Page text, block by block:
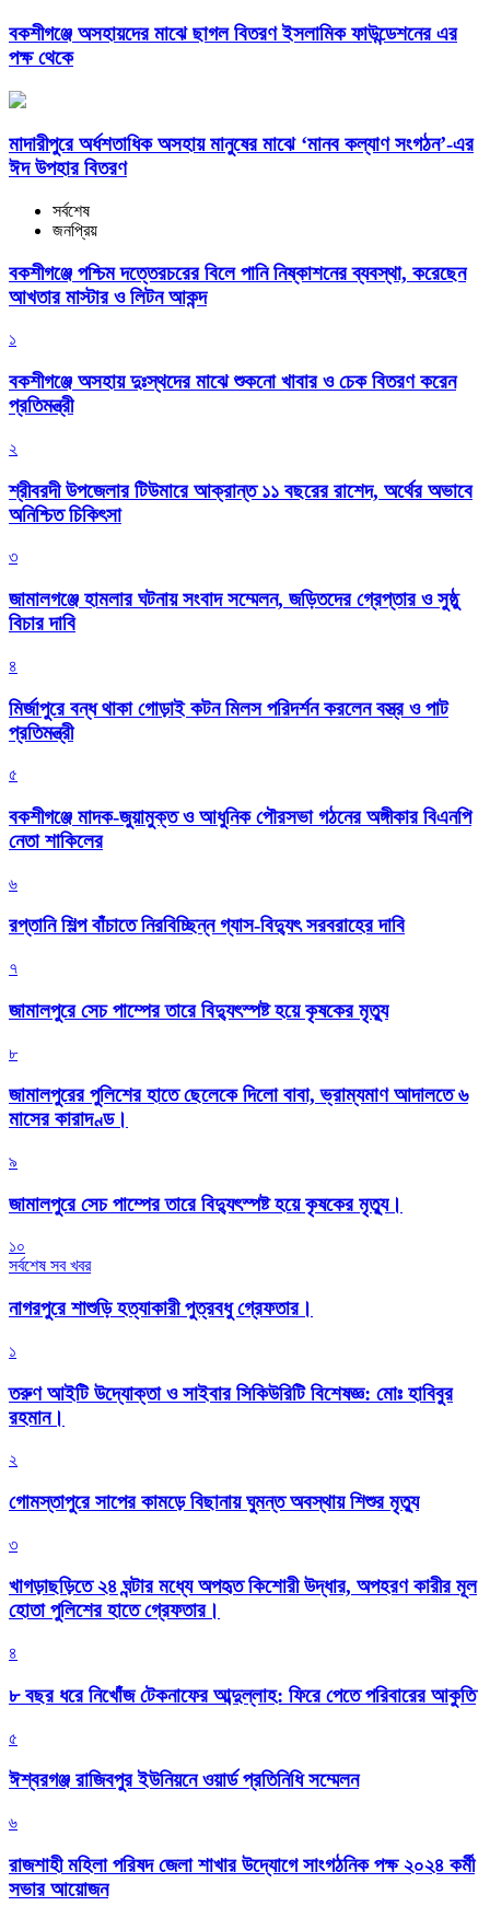
বকশীগঞ্জে অসহায়দের মাঝে ছাগল বিতরণ ইসলামিক ফাউন্ডেশনের এর
পক্ষ থেকে
মাদারীপুরে অর্ধশতাধিক অসহায় মানুষের মাঝে ‘মানব কল্যাণ সংগঠন’-এর
ঈদ উপহার বিতরণ
সর্বশেষ
জনপ্রিয়
বকশীগঞ্জে পশ্চিম দত্তেরচরের বিলে পানি নিষ্কাশনের ব্যবস্থা, করেছেন
আখতার মাস্টার ও লিটন আকন্দ
১
বকশীগঞ্জে অসহায় দুঃস্থদের মাঝে শুকনো খাবার ও চেক বিতরণ করেন
প্রতিমন্ত্রী
২
শ্রীবরদী উপজেলার টিউমারে আক্রান্ত ১১ বছরের রাশেদ, অর্থের অভাবে
অনিশ্চিত চিকিৎসা
৩
জামালগঞ্জে হামলার ঘটনায় সংবাদ সম্মেলন, জড়িতদের গ্রেপ্তার ও সুষ্ঠু
বিচার দাবি
৪
মির্জাপুরে বন্ধ থাকা গোড়াই কটন মিলস পরিদর্শন করলেন বস্ত্র ও পাট
প্রতিমন্ত্রী
৫
বকশীগঞ্জে মাদক-জুয়ামুক্ত ও আধুনিক পৌরসভা গঠনের অঙ্গীকার বিএনপি
নেতা শাকিলের
৬
রপ্তানি শিল্প বাঁচাতে নিরবিচ্ছিন্ন গ্যাস-বিদ্যুৎ সরবরাহের দাবি
৭
জামালপুরে সেচ পাম্পের তারে বিদ্যুৎস্পষ্ট হয়ে কৃষকের মৃত্যু
৮
জামালপুরের পুলিশের হাতে ছেলেকে দিলো বাবা, ভ্রাম্যমাণ আদালতে ৬
মাসের কারাদণ্ড।
৯
জামালপুরে সেচ পাম্পের তারে বিদ্যুৎস্পষ্ট হয়ে কৃষকের মৃত্যু।
১০
সর্বশেষ সব খবর
নাগরপুরে শাশুড়ি হত্যাকারী পুত্রবধু গ্রেফতার।
১
তরুণ আইটি উদ্যোক্তা ও সাইবার সিকিউরিটি বিশেষজ্ঞ: মোঃ হাবিবুর
রহমান।
২
গোমস্তাপুরে সাপের কামড়ে বিছানায় ঘুমন্ত অবস্থায় শিশুর মৃত্যু
৩
খাগড়াছড়িতে ২৪ ঘন্টার মধ্যে অপহৃত কিশোরী উদ্ধার, অপহরণ কারীর মূল
হোতা পুলিশের হাতে গ্রেফতার।
৪
৮ বছর ধরে নিখোঁজ টেকনাফের আব্দুল্লাহ: ফিরে পেতে পরিবারের আকুতি
৫
ঈশ্বরগঞ্জ রাজিবপুর ইউনিয়নে ওয়ার্ড প্রতিনিধি সম্মেলন
৬
রাজশাহী মহিলা পরিষদ জেলা শাখার উদ্যোগে সাংগঠনিক পক্ষ ২০২৪ কর্মী
সভার আয়োজন